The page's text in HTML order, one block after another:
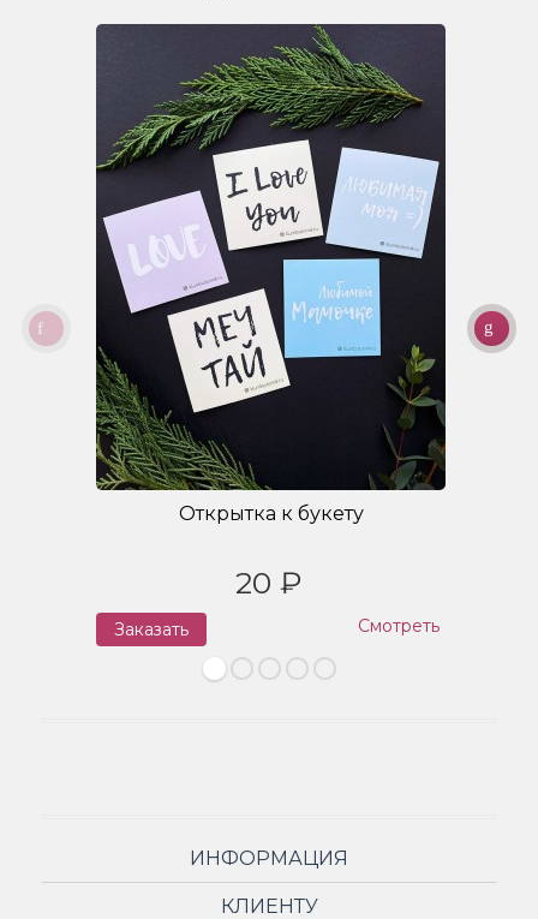
Открытка к букету
20 ₽
Заказать Смотреть
ИНФОРМАЦИЯ
КЛИЕНТУ